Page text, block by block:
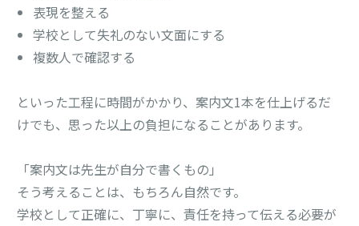
表現を整える
学校として失礼のない文面にする
複数人で確認する
といった工程に時間がかかり、案内文1本を仕上げるだ
けでも、思った以上の負担になることがあります。
「案内文は先生が自分で書くもの」
そう考えることは、もちろん自然です。
学校として正確に、丁寧に、責任を持って伝える必要が